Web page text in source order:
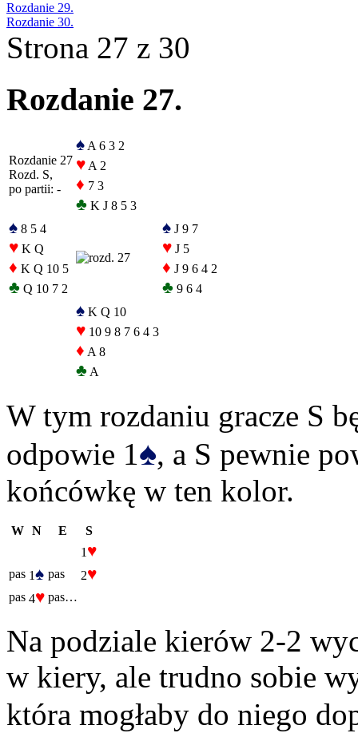
Rozdanie 29.
Rozdanie 30.
Strona 27 z 30
Rozdanie 27.
Rozdanie 27
Rozd. S,
po partii: -
♠ A 6 3 2
♥ A 2
♦ 7 3
♣ K J 8 5 3
♠ 8 5 4
♥ K Q
♦ K Q 10 5
♣ Q 10 7 2
♠ J 9 7
♥ J 5
♦ J 9 6 4 2
♣ 9 6 4
♠ K Q 10
♥ 10 9 8 7 6 4 3
♦ A 8
♣ A
W tym rozdaniu gracze S
odpowie 1♠, a S pewnie
końcówkę w ten kolor.
W N E
S
1 ♥
pas 1♠ pas 2♥
pas 4♥ pas…
Na podziale kierów 2-2
w kiery, ale trudno sobie
która mogłaby do niego